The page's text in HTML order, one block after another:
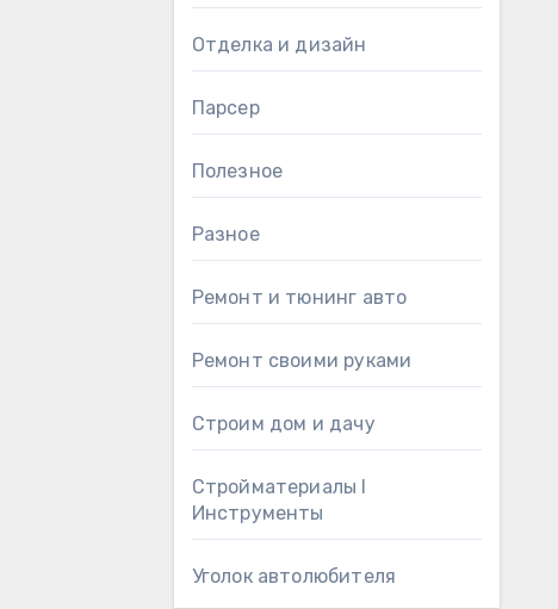
Отделка и дизайн
Парсер
Полезное
Разное
Ремонт и тюнинг авто
Ремонт своими руками
Строим дом и дачу
Стройматериалы l
Инструменты
Уголок автолюбителя